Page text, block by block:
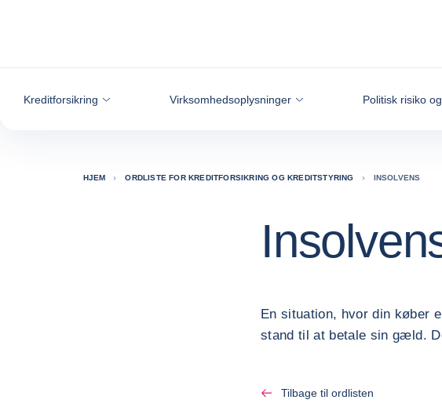
Kreditforsikring Virksomhedsoplysninger Politisk risiko
HJEM ORDLISTE FOR KREDITFORSIKRING OG KREDITSTYRING INSOLVENS
En situation, hvor din køber
stand til at betale sin gæld.
Tilbage til ordlisten